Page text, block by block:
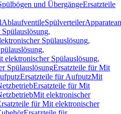
und ÜbergängeErsatzteile
AblaufventileSpülverteiler
Spülauslösung,
elektronischer Spülauslösung,
SpülauslösungErsatzteile für Mit
Ersatzteile für AufputzMit
Ersatzteile für Mit
Mit elektronischer
für Mit elektronischer